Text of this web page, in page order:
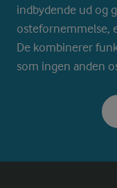
indbydende ud og
ostefornemmelse,
De kombinerer
som ingen anden